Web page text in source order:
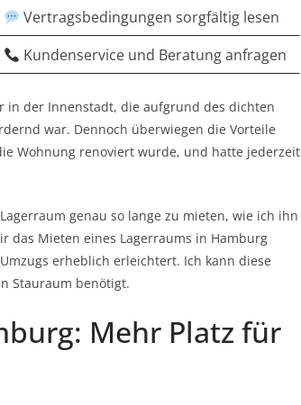
Vertragsbedingungen sorgfältig lesen
Kundenservice und Beratung anfragen
in der Innenstadt, die aufgrund des dichten
war. Dennoch überwiegen die Vorteile
Wohnung renoviert wurde, und hatte jederzeit
genau so lange zu mieten, wie ich ihn
das Mieten eines Lagerraums in Hamburg
erheblich erleichtert. Ich kann diese
Stauraum benötigt.
Mehr Platz für